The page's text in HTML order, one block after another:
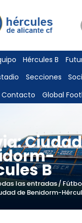
Hércules B
Secciones
Contacto Global
B
las entradas
de Benidorm-